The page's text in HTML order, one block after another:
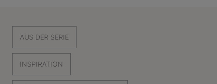
AUS DER SERIE
INSPIRATION